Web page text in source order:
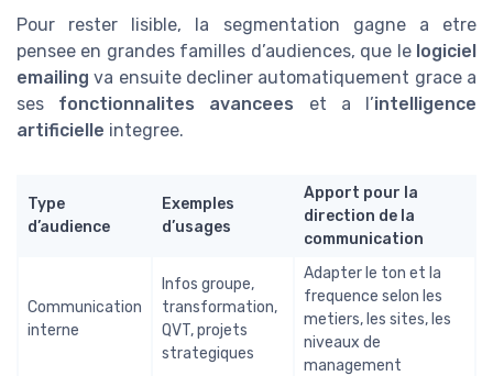
Pour rester lisible, la segmentation gagne a etre
pensee en grandes familles d’audiences, que le logiciel
emailing va ensuite decliner automatiquement grace a
ses fonctionnalites avancees et a l’intelligence
artificielle integree.
Type
d’audience
Exemples
d’usages
Apport pour la
direction de la
communication
Communication
interne
Infos groupe,
transformation,
QVT, projets
strategiques
Adapter le ton et la
frequence selon les
metiers, les sites, les
niveaux de
management